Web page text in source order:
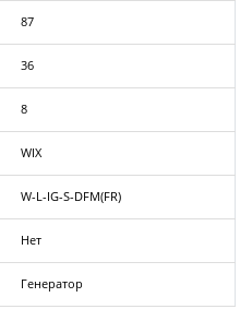
87
36
8
WIX
W-L-IG-S-DFM(FR)
Нет
Генератор